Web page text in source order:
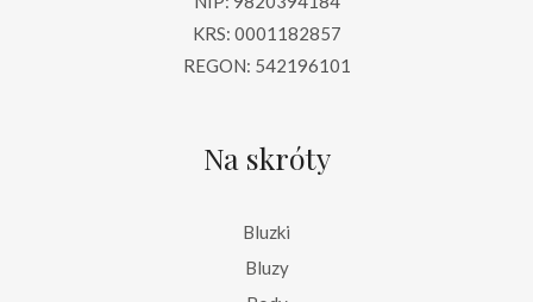
KRS: 0001182857
REGON: 542196101
Na skróty
Bluzki
Bluzy